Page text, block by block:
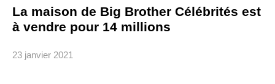
La maison de Big Brother Célébrités est
à vendre pour 14 millions
23 janvier 2021